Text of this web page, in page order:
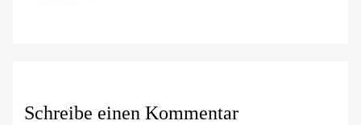
Schreibe einen Kommentar